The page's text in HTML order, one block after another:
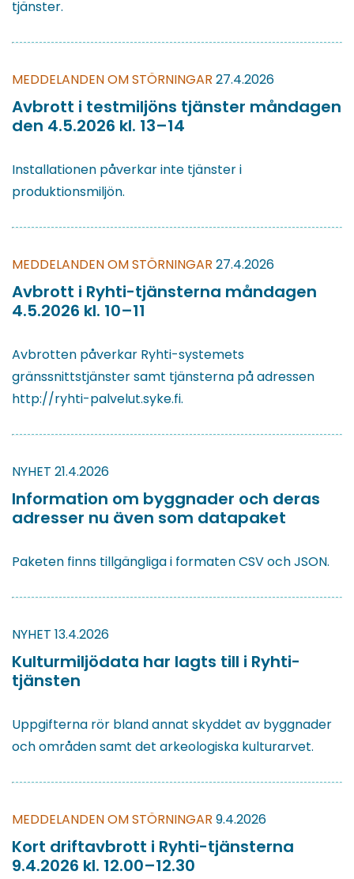
tjänster.
MEDDELANDEN OM STÖRNINGAR 27.4.2026
Avbrott i testmiljöns tjänster måndagen
den 4.5.2026 kl. 13–14
Installationen påverkar inte tjänster i
produktionsmiljön.
MEDDELANDEN OM STÖRNINGAR 27.4.2026
Avbrott i Ryhti-tjänsterna måndagen
4.5.2026 kl. 10–11
Avbrotten påverkar Ryhti-systemets
gränssnittstjänster samt tjänsterna på adressen
http://ryhti-palvelut.syke.fi.
NYHET 21.4.2026
Information om byggnader och deras
adresser nu även som datapaket
Paketen finns tillgängliga i formaten CSV och JSON.
NYHET 13.4.2026
Kulturmiljödata har lagts till i Ryhti-
tjänsten
Uppgifterna rör bland annat skyddet av byggnader
och områden samt det arkeologiska kulturarvet.
MEDDELANDEN OM STÖRNINGAR 9.4.2026
Kort driftavbrott i Ryhti-tjänsterna
9.4.2026 kl. 12.00–12.30